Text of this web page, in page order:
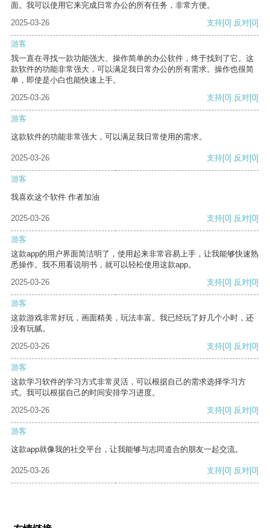
面。我可以使用它来完成日常办公的所有任务，非常方便。
2025-03-26
支持[0] 反对[0]
游客
我一直在寻找一款功能强大、操作简单的办公软件，终于找到了它。这
款软件的功能非常强大，可以满足我日常办公的所有需求。操作也很简
单，即使是小白也能快速上手。
2025-03-26
支持[0] 反对[0]
游客
这款软件的功能非常强大，可以满足我日常使用的需求。
2025-03-26 支持[0] 反对[0]
游客
我喜欢这个软件 作者加油
2025-03-26 支持[0] 反对[0]
游客
这款app的用户界面简洁明了，使用起来非常容易上手，让我能够快速熟
悉操作。我不用看说明书，就可以轻松使用这款app。
2025-03-26
支持[0] 反对[0]
游客
这款游戏非常好玩，画面精美，玩法丰富。我已经玩了好几个小时，还
没有玩腻。
2025-03-26
支持[0] 反对[0]
游客
这款学习软件的学习方式非常灵活，可以根据自己的需求选择学习方
式。我可以根据自己的时间安排学习进度。
2025-03-26
支持[0] 反对[0]
游客
这款app就像我的社交平台，让我能够与志同道合的朋友一起交流。
2025-03-26 支持[0] 反对[0]